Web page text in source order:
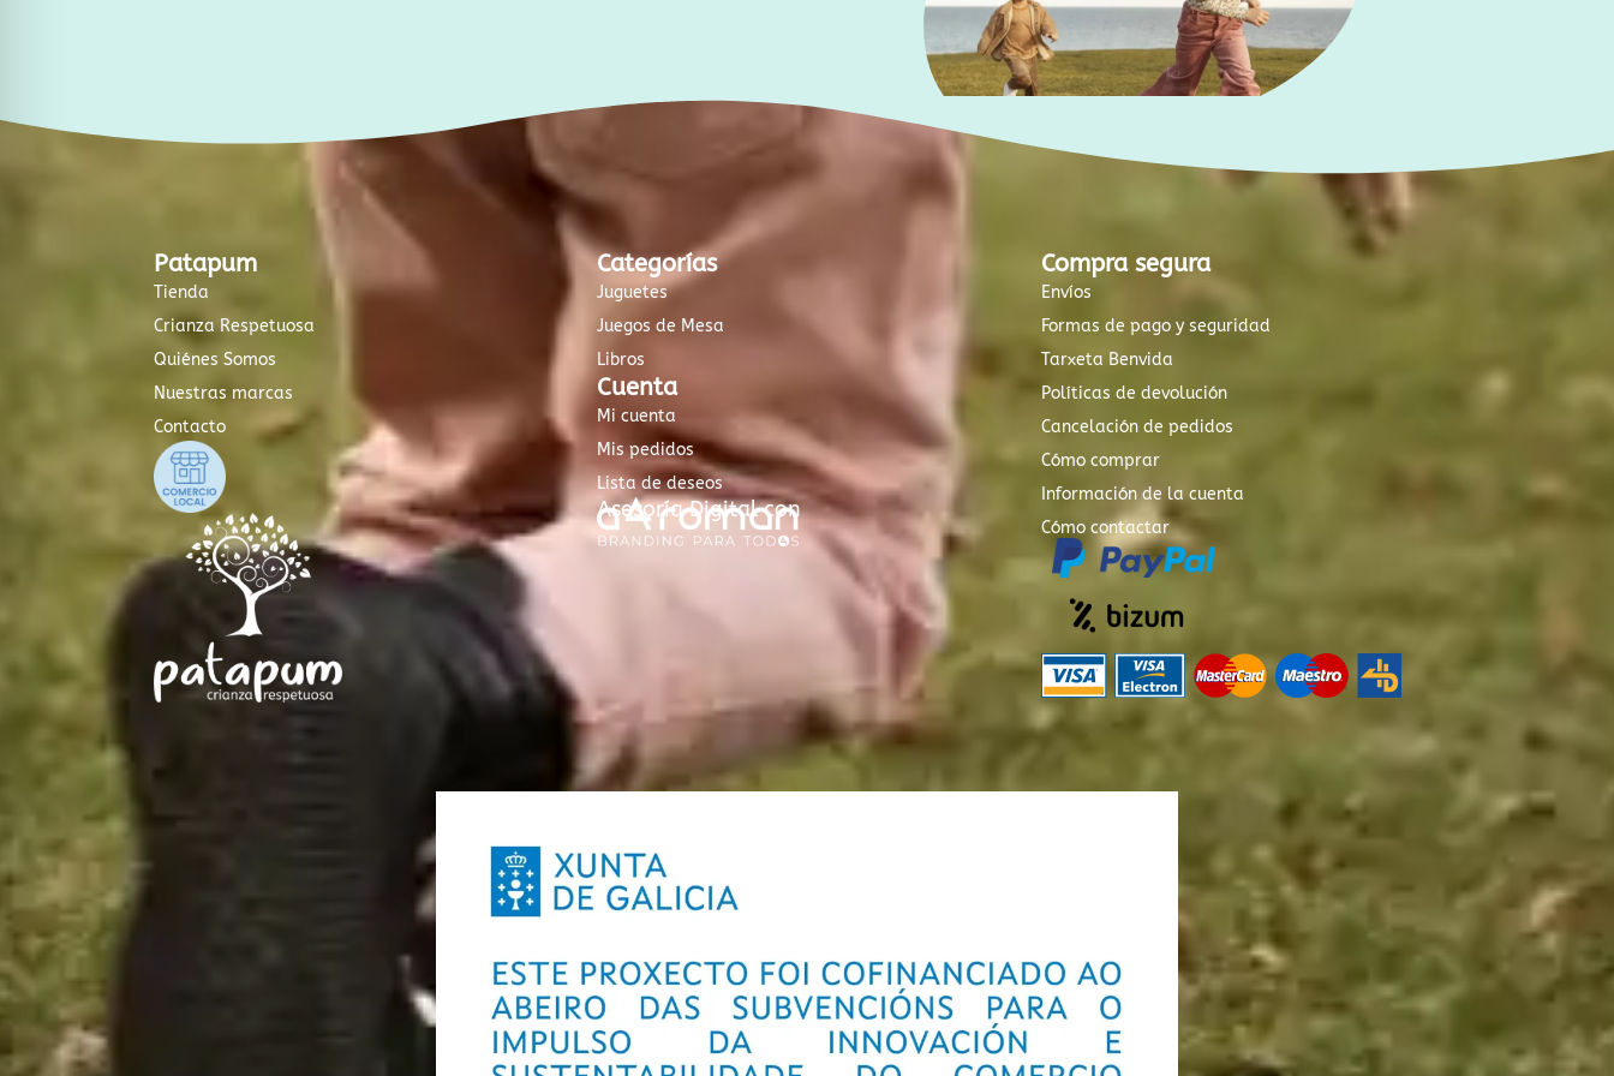
Patapum
Tienda
Crianza Respetuosa
Quiénes Somos
Nuestras marcas
Contacto
Categorías
Juguetes
Juegos de Mesa
Libros
Cuenta
Mi cuenta
Mis pedidos
Lista de deseos
Asesoría Digital con
Compra segura
Envíos
Formas de pago y seguridad
Tarxeta Benvida
Políticas de devolución
Cancelación de pedidos
Cómo comprar
Información de la cuenta
Cómo contactar